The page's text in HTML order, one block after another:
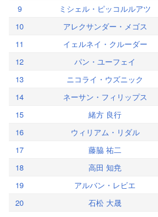
9
ミシェル・ピッコルルアツ
10
アレクサンダー・メゴス
11
イェルネイ・クルーダー
12
パン・ユーフェイ
13
ニコライ・ウズニック
14
ネーサン・フィリップス
15
緒方 良行
16
ウィリアム・リダル
17
藤脇 祐二
18
高田 知尭
19
アルバン・レビエ
20
石松 大晟